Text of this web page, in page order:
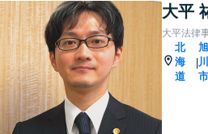
大平
大平法律
北
海
道
|
旭
川
市